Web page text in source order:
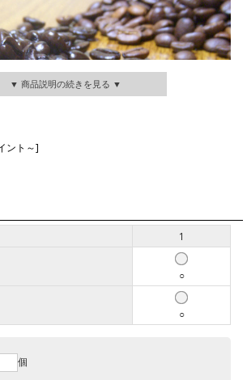
かなコクと味わいが広がるブレンドになります。
さいませ。
トとし、２セットまでゆうパケットにてお届け可
▼ 商品説明の続きを見る ▼
ント～]
1
○
○
個